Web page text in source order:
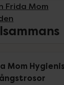
Frida Mom
Mom